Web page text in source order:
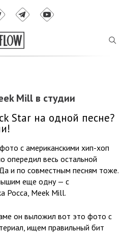
Mill в студии
Star на одной песне?
с американскими хип-хоп
опередил весь остальной
и по совместным песням тоже.
еще одну — с
Росса, Meek Mill.
он выложил вот это фото с
ищем правильный бит